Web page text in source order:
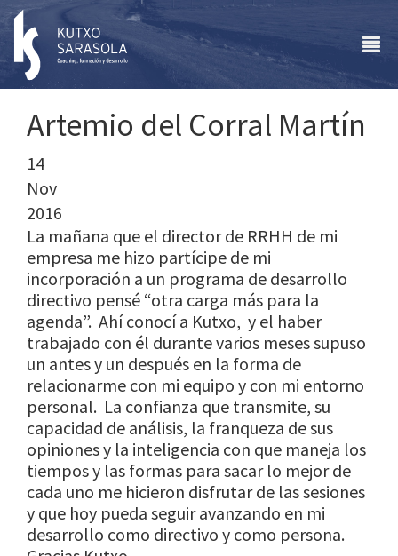
Artemio del Corral Martín
14
Nov
2016
La mañana que el director de RRHH de mi
empresa me hizo partícipe de mi
incorporación a un programa de desarrollo
directivo pensé “otra carga más para la
agenda”. Ahí conocí a Kutxo, y el haber
trabajado con él durante varios meses supuso
un antes y un después en la forma de
relacionarme con mi equipo y con mi entorno
personal. La confianza que transmite, su
capacidad de análisis, la franqueza de sus
opiniones y la inteligencia con que maneja los
tiempos y las formas para sacar lo mejor de
cada uno me hicieron disfrutar de las sesiones
y que hoy pueda seguir avanzando en mi
desarrollo como directivo y como persona.